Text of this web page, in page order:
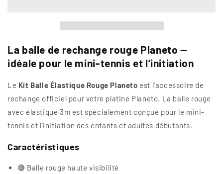
Tennis
Élastique
3m
Mini-
Tennis
&amp;
Tennis
Élastique
3m
Mini-
Tennis
&amp;
La balle de rechange rouge Planeto —
idéale pour le mini-tennis et l’initiation
Le Kit Balle Élastique Rouge Planeto est l’accessoire de
rechange officiel pour votre platine Planeto. La balle rouge
avec élastique 3m est spécialement conçue pour le mini-
tennis et l’initiation des enfants et adultes débutants.
Caractéristiques
🔴 Balle rouge haute visibilité